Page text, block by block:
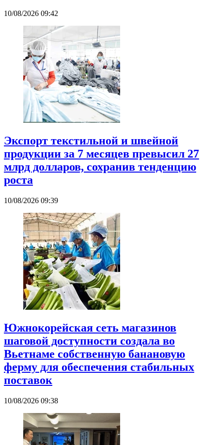
10/08/2026 09:42
Экспорт текстильной и швейной
продукции за 7 месяцев превысил 27
млрд долларов, сохранив тенденцию
роста
10/08/2026 09:39
Южнокорейская сеть магазинов
шаговой доступности создала во
Вьетнаме собственную банановую
ферму для обеспечения стабильных
поставок
10/08/2026 09:38